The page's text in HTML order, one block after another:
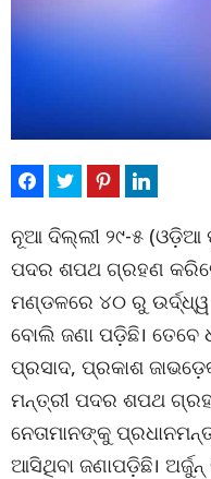
ନୂଆ ଦିଲ୍ଲୀ ୨୯-୫ (ଓଡ଼ିଆ
ପଦର ଶପଥ ଗ୍ରହଣ
ମଣ୍ଡଳରେ ୪୦ ରୁ
ବୋଲି ଜଣା ପଡ଼ିଛି। ତେବେ
ପ୍ରସାଦ, ପ୍ରକାଶ
ମନ୍ତ୍ରୀ ପଦର ଶପଥ
ନେତାମାନଙ୍କୁ
ଆସିଥିବା ଜଣାପଡ଼ିଛି।